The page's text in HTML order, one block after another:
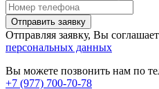
Отправить заявку
Отправляя заявку, Вы
персональных данных
Вы можете позвонить нам по
+7 (977) 700-70-78